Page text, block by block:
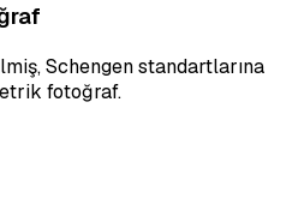
Schengen standartlarına
fotoğraf.